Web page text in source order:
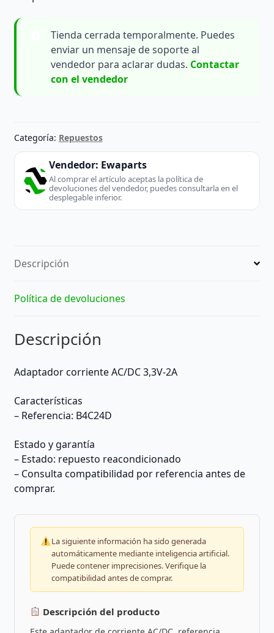
Tienda cerrada temporalmente. Puedes
enviar un mensaje de soporte al
vendedor para aclarar dudas. Contactar
con el vendedor
Categoría: Repuestos
Vendedor: Ewaparts
Al comprar el artículo aceptas la política de
devoluciones del vendedor, puedes consultarla en el
desplegable inferior.
Descripción
Política de devoluciones
Descripción
Adaptador corriente AC/DC 3,3V-2A
Características
– Referencia: B4C24D
Estado y garantía
– Estado: repuesto reacondicionado
– Consulta compatibilidad por referencia antes de
comprar.
La siguiente información ha sido generada
automáticamente mediante inteligencia artificial.
Puede contener imprecisiones. Verifique la
compatibilidad antes de comprar.
Descripción del producto